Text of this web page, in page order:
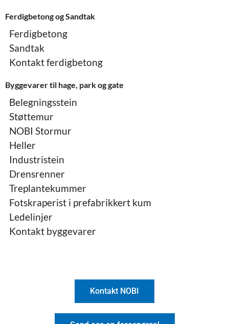
Ferdigbetong og Sandtak
Ferdigbetong
Sandtak
Kontakt ferdigbetong
Byggevarer til hage, park og gate
Belegningsstein
Støttemur
NOBI Stormur
Heller
Industristein
Drensrenner
Treplantekummer
Fotskraperist i prefabrikkert kum
Ledelinjer
Kontakt byggevarer
Kontakt NOBI